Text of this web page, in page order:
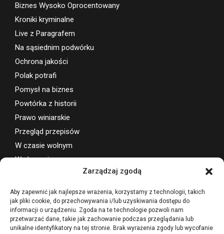
Zarządzaj zgodą
Aby zapewnić jak najlepsze wrażenia, korzystamy z technologii, takich
jak pliki cookie, do przechowywania i/lub uzyskiwania dostępu do
informacji o urządzeniu. Zgoda na te technologie pozwoli nam
przetwarzać dane, takie jak zachowanie podczas przeglądania lub
unikalne identyfikatory na tej stronie. Brak wyrażenia zgody lub wycofanie
Biznes Wysoko Oprocentowany
Kroniki kryminalne
Live z Paragrafem
Na sąsiednim podwórku
Ochrona jakości
Polak potrafi
Pomysł na biznes
Powtórka z historii
Prawo winiarskie
Przegląd przepisów
W czasie wolnym
Wydarzenia
Wsparcie projektu